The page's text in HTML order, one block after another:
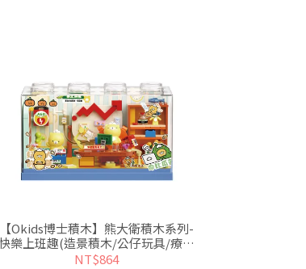
【Okids博士積木】熊大衛積木系列-
快樂上班趣(造景積木/公仔玩具/療癒
小物)
NT$864